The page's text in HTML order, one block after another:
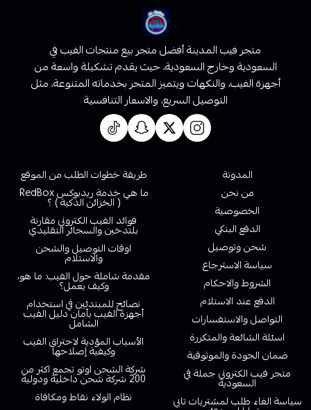
متجر فيب المدينة أفضل متجر بيع منتجات الفيب في
السعودية وخارج السعودية، حيث يقدم تشكيلة واسعة من
أجهزة الفيب، والنكهات ويتميز المتجر بخدماته المتنوعة، مثل
التوصيل السريع، والاسعار التنافسية
المدونة
من نحن
الخصوصية
الدفع البنكي
شحن وتوصيل
سياسة الاسترجاع
الشروط والاحكام
الدفع عند الاستلام
التواصل والاستفسارات
اسئلة الشائعة والمتكررة
ضمان الجودة والموثوقية
متجر فيب الكتروني جملة في
السعودية
سياسة الغاء طلب لمشتريات تابي
طريقة خطوات الطلب من الموقع
ما هي خدمة ريدبوكس RedBox
( الخزائن الذكية ) ؟
فوائد الفيب الكتروني مقارنة
بلتدخين والسجائر التقليدي
اوقات التوصيل والشحن
والاستلام
مقدمة شاملة حول الفيب: ما هو،
وكيف يعمل؟
نصائح للمبتدئين في استخدام
أجهزة الفيب بأمان دليل الفيب
الشامل
الأسباب المؤدية لاحتراق الفيب
وكيفية إصلاحها
شركة الشحن اوتو تجمع اكثر من
200 شركة شحن داخلية ودولية
نظام الولاء نقاط ومكافاة